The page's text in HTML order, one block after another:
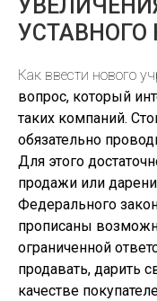
УСТАВНОГО
Как ввести нового
вопрос, который
таких компаний.
обязательно
Для этого
продажи или
Федерального
прописаны
ограниченной
продавать, дарить
качестве